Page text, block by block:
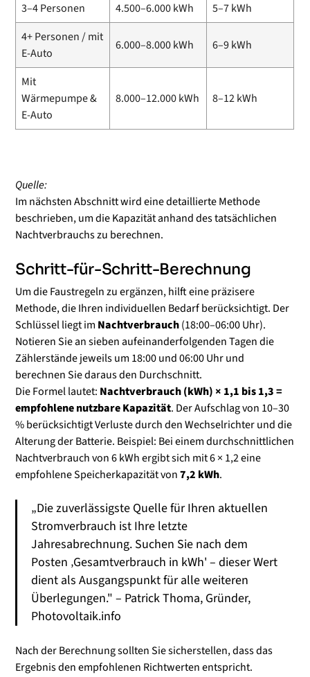
3–4 Personen
4.500–6.000 kWh
5–7 kWh
4+ Personen / mit
E-Auto
6.000–8.000 kWh 6–9 kWh
Mit
Wärmepumpe &
E-Auto
8.000–12.000 kWh 8–12 kWh
Quelle:
Im nächsten Abschnitt wird eine detaillierte Methode
beschrieben, um die Kapazität anhand des tatsächlichen
Nachtverbrauchs zu berechnen.
Schritt-für-Schritt-Berechnung
Um die Faustregeln zu ergänzen, hilft eine präzisere
Methode, die Ihren individuellen Bedarf berücksichtigt. Der
Schlüssel liegt im Nachtverbrauch(18:00–06:00 Uhr).
Notieren Sie an sieben aufeinanderfolgenden Tagen die
Zählerstände jeweils um 18:00 und 06:00 Uhr und
berechnen Sie daraus den Durchschnitt.
Die Formel lautet: Nachtverbrauch (kWh) × 1,1 bis 1,3 =
empfohlene nutzbare Kapazität. Der Aufschlag von 10–30
% berücksichtigt Verluste durch den Wechselrichter und die
Alterung der Batterie. Beispiel: Bei einem durchschnittlichen
Nachtverbrauch von 6 kWh ergibt sich mit 6 × 1,2 eine
empfohlene Speicherkapazität von7,2 kWh.
„Die zuverlässigste Quelle für Ihren aktuellen
Stromverbrauch ist Ihre letzte
Jahresabrechnung. Suchen Sie nach dem
Posten ‚Gesamtverbrauch in kWh' – dieser Wert
dient als Ausgangspunkt für alle weiteren
Überlegungen." – Patrick Thoma, Gründer,
Photovoltaik.info
Nach der Berechnung sollten Sie sicherstellen, dass das
Ergebnis den empfohlenen Richtwerten entspricht.